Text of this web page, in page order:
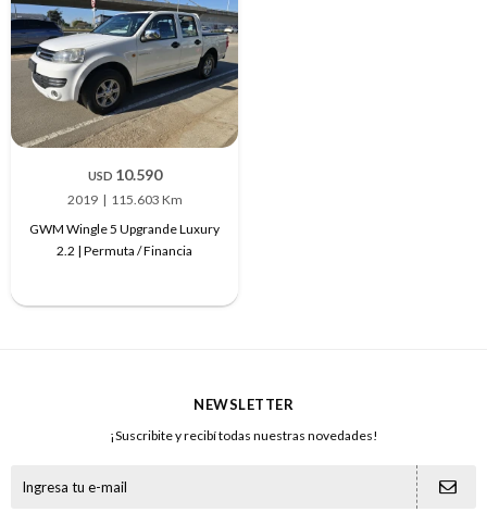
USD 10.590
2019
115.603 Km
GWM Wingle 5 Upgrande Luxury
2.2 | Permuta / Financia
NEWSLETTER
¡Suscribite y recibí todas nuestras novedades!